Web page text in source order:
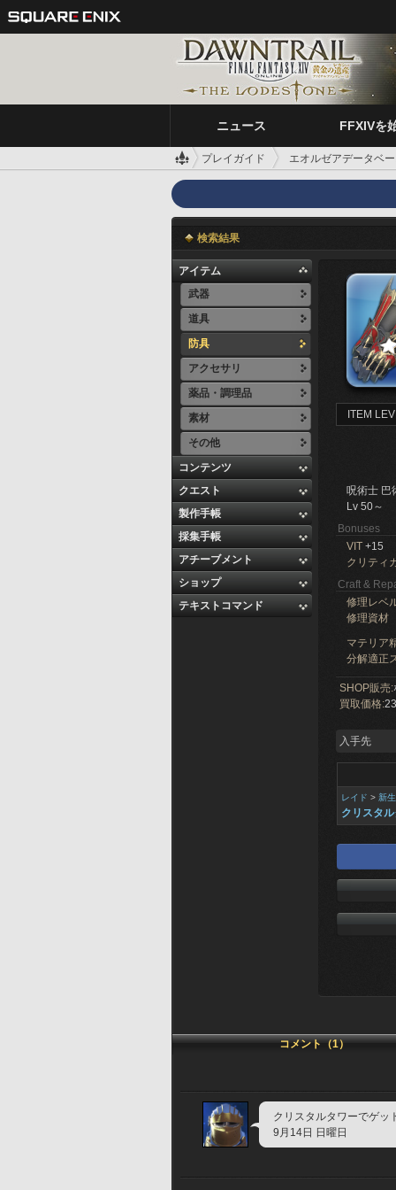
ニュース FFXIVを
プレイガイド エオルゼアデータベ
検索結果
アイテム
武器
道具
防具
アクセサリ
薬品・調理品
素材
その他
コンテンツ
クエスト
製作手帳
採集手帳
アチーブメント
ショップ
テキストコマンド
ITEM
呪術士 巴
Lv 50～
Bonuses
VIT +15
クリティ
Craft &
修理レベ
修理資材
マテリア
分解適正
SHOP販売:
買取価格:
入手先
レイド > 新
クリスタ
コメント（1）
クリスタルタワーでゲッ
9月14日 日曜日